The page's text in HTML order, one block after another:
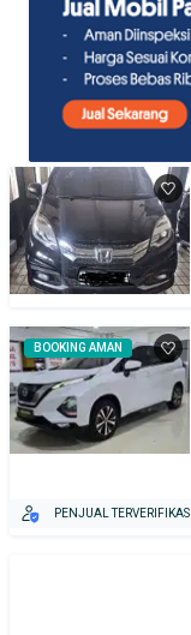
BOOKING AMAN
PENJUAL TERVERIFIKASI